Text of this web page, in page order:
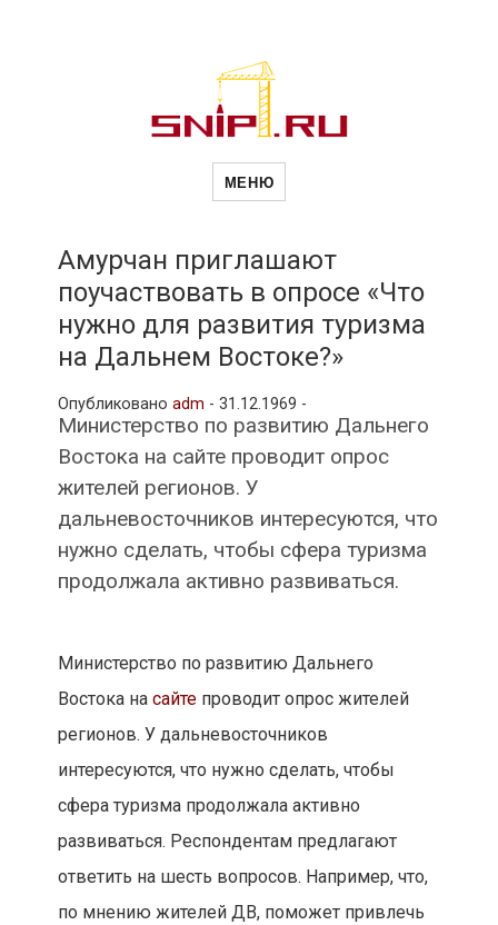
Новости
и
МЕНЮ
Амурчан приглашают
поучаствовать в опросе «Что
нужно для развития туризма
на Дальнем Востоке?»
Опубликовано adm - 31.12.1969 -
Министерство по развитию Дальнего
Востока на сайте проводит опрос
жителей регионов. У
дальневосточников интересуются, что
нужно сделать, чтобы сфера туризма
продолжала активно развиваться.
Министерство по развитию Дальнего
Востока на сайтепроводит опрос жителей
регионов. У дальневосточников
интересуются, что нужно сделать, чтобы
сфера туризма продолжала активно
развиваться. Респондентам предлагают
ответить на шесть вопросов. Например, что,
по мнению жителей ДВ, поможет привлечь